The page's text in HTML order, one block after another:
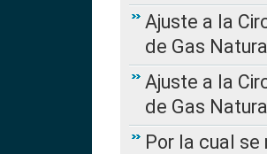
Ajuste a la
de Gas
Ajuste a la
de Gas
Por la cual se